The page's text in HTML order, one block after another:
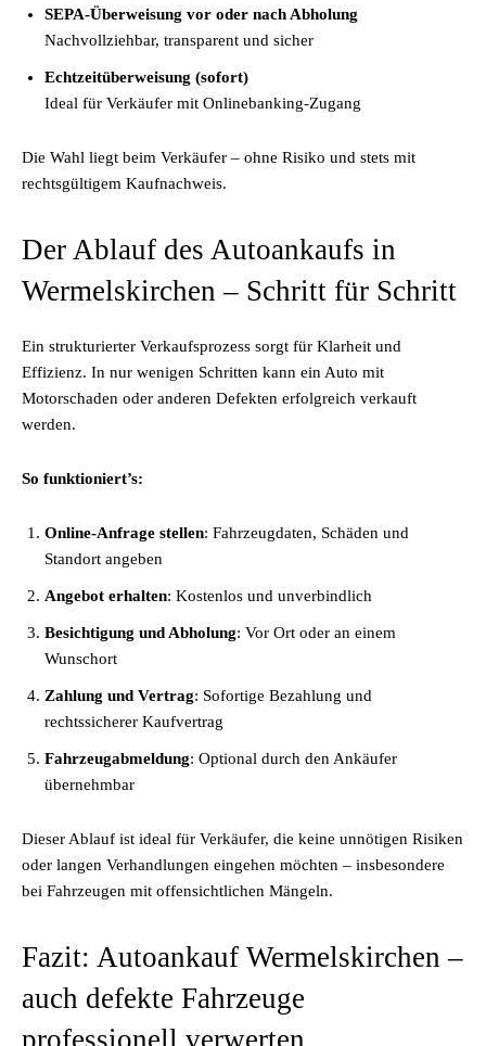
SEPA-Überweisung vor oder nach Abholung
Nachvollziehbar, transparent und sicher
Echtzeitüberweisung (sofort)
Ideal für Verkäufer mit Onlinebanking-Zugang
Die Wahl liegt beim Verkäufer – ohne Risiko und stets mit
rechtsgültigem Kaufnachweis.
Der Ablauf des Autoankaufs in
Wermelskirchen – Schritt für Schritt
Ein strukturierter Verkaufsprozess sorgt für Klarheit und
Effizienz. In nur wenigen Schritten kann ein Auto mit
Motorschaden oder anderen Defekten erfolgreich verkauft
werden.
So funktioniert’s:
Online-Anfrage stellen: Fahrzeugdaten, Schäden und
Standort angeben
Angebot erhalten: Kostenlos und unverbindlich
Besichtigung und Abholung: Vor Ort oder an einem
Wunschort
Zahlung und Vertrag: Sofortige Bezahlung und
rechtssicherer Kaufvertrag
Fahrzeugabmeldung: Optional durch den Ankäufer
übernehmbar
Dieser Ablauf ist ideal für Verkäufer, die keine unnötigen Risiken
oder langen Verhandlungen eingehen möchten – insbesondere
bei Fahrzeugen mit offensichtlichen Mängeln.
Fazit: Autoankauf Wermelskirchen –
auch defekte Fahrzeuge
professionell verwerten